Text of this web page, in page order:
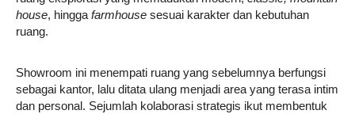
house, hingga farmhouse sesuai karakter dan kebutuhan
ruang.
Showroom ini menempati ruang yang sebelumnya berfungsi
sebagai kantor, lalu ditata ulang menjadi area yang terasa intim
dan personal. Sejumlah kolaborasi strategis ikut membentuk